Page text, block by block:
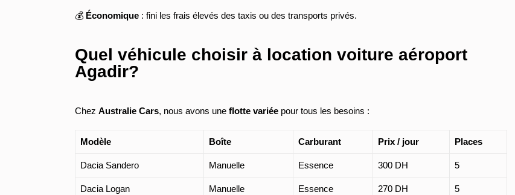
💰 Économique : fini les frais élevés des taxis ou des transports privés.
Quel véhicule choisir à location voiture aéroport
Agadir?
Chez Australie Cars, nous avons une flotte variée pour tous les besoins :
Modèle Boîte Carburant Prix / jour Places
Dacia Sandero Manuelle Essence 300 DH 5
Dacia Logan Manuelle Essence 270 DH 5